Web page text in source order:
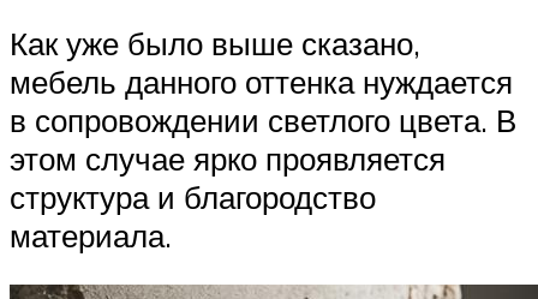
Как уже было выше сказано,
мебель данного оттенка нуждается
в сопровождении светлого цвета. В
этом случае ярко проявляется
структура и благородство
материала.